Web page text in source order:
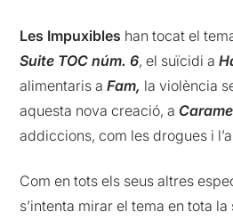
Les Impuxibles han tocat el
Suite TOC núm. 6, el suïcidi a
alimentaris aFam, la violència
aquesta nova creació, a
addiccions, com les drogues i
Com en tots els seus altres
s’intenta mirar el tema en tota